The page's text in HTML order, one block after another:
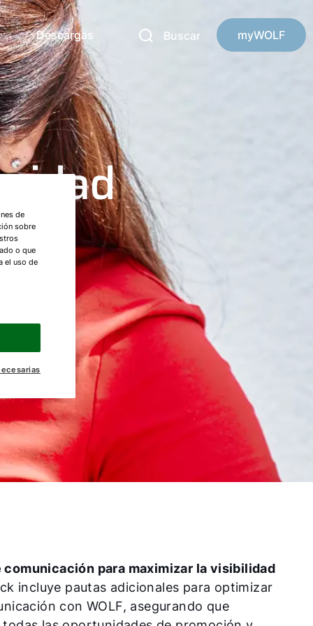
Descargas Buscar myWOLF
comunicación para maximizar la visibilidad
incluye pautas adicionales para optimizar
con WOLF, asegurando que
de
sobre
o que
el uso de